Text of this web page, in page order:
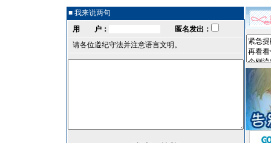
■ 我来说两句
用 户：
匿名发出：
请各位遵纪守法并注意语言文明。